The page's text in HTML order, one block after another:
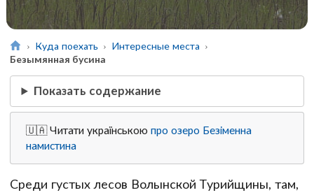
Куда поехать
Интересные места
Безымянная бусина
Показать содержание
🇺🇦 Читати українськоюпро озеро Безіменна
намистина
Среди густых лесов Волынской Турийщины, там,